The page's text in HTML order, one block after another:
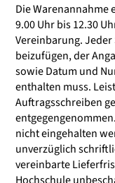
Die Warenannahme
9.00 Uhr bis 12.30
Vereinbarung.
beizufügen, der
sowie Datum und
enthalten muss.
Auftragsschreiben
nicht eingehalten
unverzüglich
vereinbarte